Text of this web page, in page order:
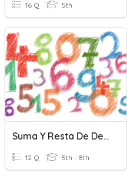
16 Q 5th
Suma Y Resta De Decimales
12 Q 5th - 8th